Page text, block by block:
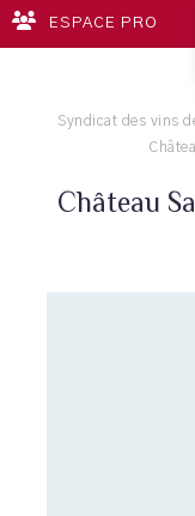
ESPACE PRO
Syndicat des vins
Château